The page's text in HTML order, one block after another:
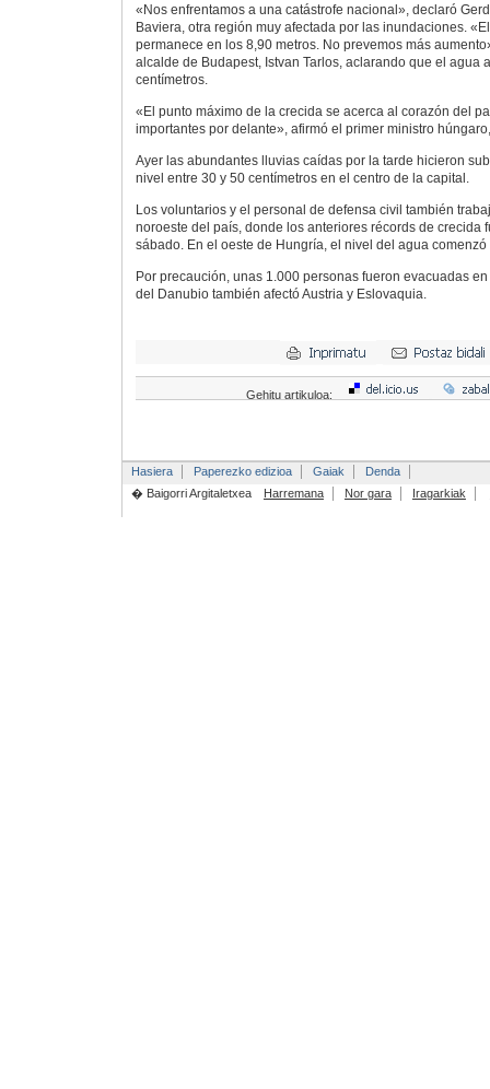
«Nos enfrentamos a una catástrofe nacional», declaró
Baviera, otra región muy afectada por las inundaciones.
permanece en los 8,90 metros. No prevemos más
alcalde de Budapest, Istvan Tarlos, aclarando que el agua
centímetros.
«El punto máximo de la crecida se acerca al corazón del
importantes por delante», afirmó el primer ministro
Ayer las abundantes lluvias caídas por la tarde hicieron
nivel entre 30 y 50 centímetros en el centro de la capital.
Los voluntarios y el personal de defensa civil también
noroeste del país, donde los anteriores récords de crecida
sábado. En el oeste de Hungría, el nivel del agua comenzó
Por precaución, unas 1.000 personas fueron evacuadas
del Danubio también afectó Austria y Eslovaquia.
Gehitu artikuloa:
Hasiera Paperezko edizioa Gaiak
Denda
� Baigorri Argitaletxea
Harremana Nor gara Iragarkiak